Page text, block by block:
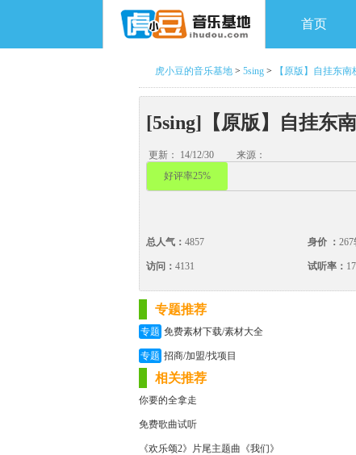
首页
虎小豆的音乐基地 > 5sing > 【原版】自挂东南
[5sing]【原版】自挂东
更新： 14/12/30
来源：
好评率25%
总人气： 4857 身价 ：
访问： 4131 试听率：
专题推荐
专题 免费素材下载/素材大全
专题 招商/加盟/找项目
相关推荐
你要的全拿走
免费歌曲试听
《欢乐颂2》片尾主题曲《我们》